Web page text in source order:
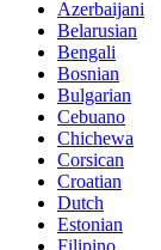
Azerbaijani
Belarusian
Bengali
Bosnian
Bulgarian
Cebuano
Chichewa
Corsican
Croatian
Dutch
Estonian
Filipino